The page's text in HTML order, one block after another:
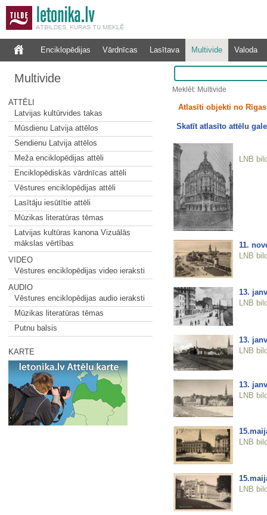
Enciklopēdijas Vārdnīcas Lasītava Multivide Valoda
Multivide
ATTĒLI
Latvijas kultūrvides takas
Mūsdienu Latvija attēlos
Sendienu Latvija attēlos
Meža enciklopēdijas attēli
Enciklopēdiskās vārdnīcas attēli
Vēstures enciklopēdijas attēli
Lasītāju iesūtītie attēli
Mūzikas literatūras tēmas
Latvijas kultūras kanona Vizuālās
mākslas vērtības
VIDEO
Vēstures enciklopēdijas video ieraksti
AUDIO
Vēstures enciklopēdijas audio ieraksti
Mūzikas literatūras tēmas
Putnu balsis
KARTE
Meklēt: Multivide
Atlasīti objekti no
Skatīt atlasīto attēlu
LNB
11.
LNB
13.
LNB
13.
LNB
13.
LNB
LNB
LNB